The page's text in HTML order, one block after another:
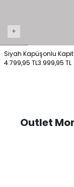
+
Siyah Kapüşonlu
Uzun Mont
4.799,95 TL3.999,95 TL
Outlet